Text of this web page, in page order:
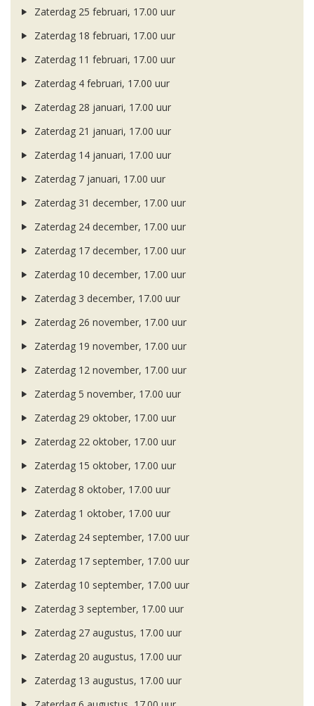
Zaterdag 25 februari, 17.00 uur
Zaterdag 18 februari, 17.00 uur
Zaterdag 11 februari, 17.00 uur
Zaterdag 4 februari, 17.00 uur
Zaterdag 28 januari, 17.00 uur
Zaterdag 21 januari, 17.00 uur
Zaterdag 14 januari, 17.00 uur
Zaterdag 7 januari, 17.00 uur
Zaterdag 31 december, 17.00 uur
Zaterdag 24 december, 17.00 uur
Zaterdag 17 december, 17.00 uur
Zaterdag 10 december, 17.00 uur
Zaterdag 3 december, 17.00 uur
Zaterdag 26 november, 17.00 uur
Zaterdag 19 november, 17.00 uur
Zaterdag 12 november, 17.00 uur
Zaterdag 5 november, 17.00 uur
Zaterdag 29 oktober, 17.00 uur
Zaterdag 22 oktober, 17.00 uur
Zaterdag 15 oktober, 17.00 uur
Zaterdag 8 oktober, 17.00 uur
Zaterdag 1 oktober, 17.00 uur
Zaterdag 24 september, 17.00 uur
Zaterdag 17 september, 17.00 uur
Zaterdag 10 september, 17.00 uur
Zaterdag 3 september, 17.00 uur
Zaterdag 27 augustus, 17.00 uur
Zaterdag 20 augustus, 17.00 uur
Zaterdag 13 augustus, 17.00 uur